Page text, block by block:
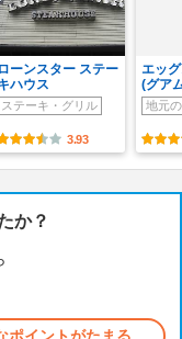
ローンスター ステー
ハウス
ステーキ・グリル
3.93
エッ
(グア
地元
か？
ポイントがたまる